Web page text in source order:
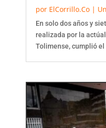
por ElCorrillo.Co |
En solo dos años y
realizada por la
Tolimense, cumplió el